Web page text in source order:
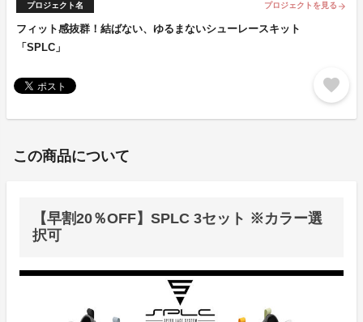
プロジェクト名 プロジェクトを見る arrow_forward
フィット感抜群！結ばない、ゆるまないシューレースキット
「SPLC」
favorite
この商品について
【早割20％OFF】SPLC 3セット ※カラー選
択可